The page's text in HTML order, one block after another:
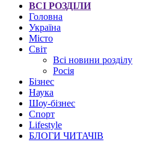
ВСІ РОЗДІЛИ
Головна
Україна
Місто
Світ
Всі новини розділу
Росія
Бізнес
Наука
Шоу-бізнес
Спорт
Lifestyle
БЛОГИ ЧИТАЧІВ